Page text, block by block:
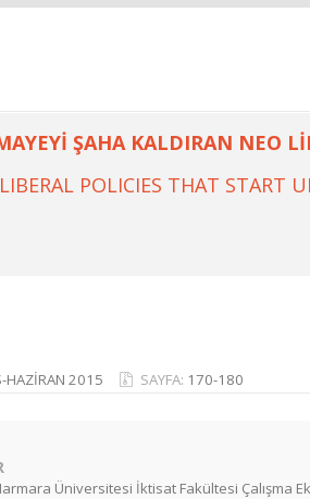
ŞAHA KALDIRAN NEO
POLICIES THAT START
HAZİRAN 2015 SAYFA: 170-180
Üniversitesi İktisat Fakültesi Çalışma